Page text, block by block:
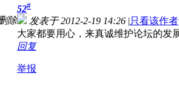
除
52#
发表于 2012-2-19 14:26 |只看该作者
大家都要用心，来真诚维护论坛的发展
回复
举报